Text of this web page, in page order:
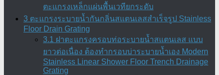
ตะแกรงเหล็กแผ่นพื้นเวทียกระดับ
3 ตะแกรงระบายน้ำกันกลิ่นสแตนเลสสำเร็จรูป Stainless
Floor Drain Grating
3.1 ฝาตะแกรงครอบท่อระบายน้ำสแตนเลส แบบ
ยาวต่อเนื่อง ต้องทำกรอบบ่าระบายน้ำเอง Modern
Stainless Linear Shower Floor Trench Drainage
Grating